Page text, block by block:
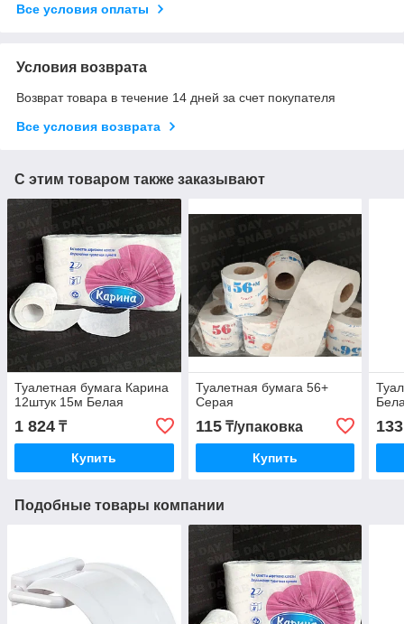
Все условия оплаты
Условия возврата
Возврат товара в течение 14 дней за счет покупателя
Все условия возврата
С этим товаром также заказывают
Туалетная бумага Карина
12штук 15м Белая
1 824 ₸
Купить
Туалетная бумага 56+
Серая
115₸/упаковка
Купить
133
Подобные товары компании